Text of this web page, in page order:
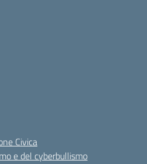
Civica
e del cyberbullismo